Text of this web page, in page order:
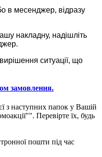
в месенджер, відразу
накладну, надішліть
ситуації, що
замовлення.
з наступних папок у Вашій
Перевірте їх, будь
пошти під час